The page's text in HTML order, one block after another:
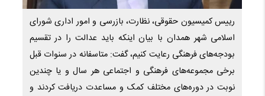
رییس کمیسیون حقوقی، نظارت، بازرسی و امور اداری شورای
اسلامی شهر همدان با بیان اینکه باید عدالت را در تقسیم
بودجه‌های فرهنگی رعایت کنیم، گفت: متاسفانه در سنوات قبل
برخی مجموعه‌های فرهنگی و اجتماعی هر سال و یا چندین
نوبت در دوره‌های مختلف کمک و مساعدت دریافت کردند و